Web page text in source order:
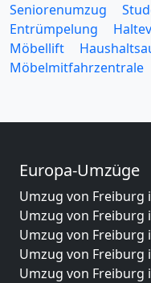
Seniorenumzug
Entrümpelung
Möbellift
Möbelmitfahrzentrale
Europa-Umzüge
Umzug von Freiburg
Umzug von Freiburg
Umzug von Freiburg
Umzug von Freiburg
Umzug von Freiburg